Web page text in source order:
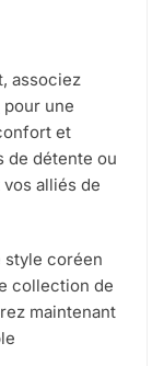
associez
pour une
et
de détente ou
alliés de
style coréen
collection de
maintenant